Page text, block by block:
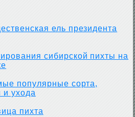
ель президента
сибирской пихты на
популярные сорта,
и ухода
пихта